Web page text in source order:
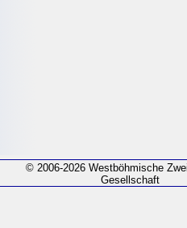
© 2006-2026 Westböhmische
Gesellschaft